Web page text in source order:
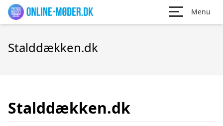
Menu
Stalddækken.dk
Stalddækken.dk